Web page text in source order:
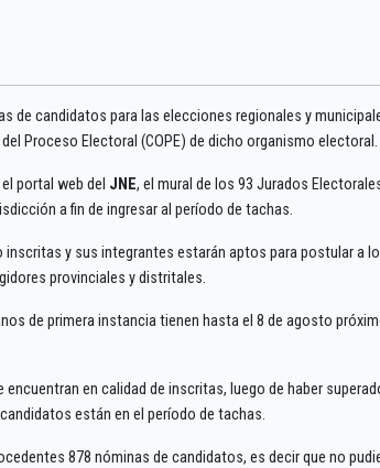
de candidatos para las elecciones regionales y
Proceso Electoral (COPE) de dicho organismo electoral.
portal web del JNE, el mural de los 93 Jurados
a fin de ingresar al período de tachas.
y sus integrantes estarán aptos para postular a
provinciales y distritales.
de primera instancia tienen hasta el 8 de agosto
en calidad de inscritas, luego de haber
están en el período de tachas.
878 nóminas de candidatos, es decir que no